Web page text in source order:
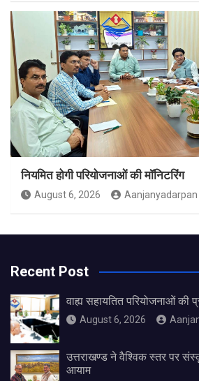
नियमित होगी परियोजनाओं की मॉनिटरिंग
August 6, 2026 Aanjanyadarpan
Recent Post
वाह्य सहायतित परियोजनाओं की
August 6, 2026
उत्तराखण्ड ने वैश्विक स्तर पर
आयाम